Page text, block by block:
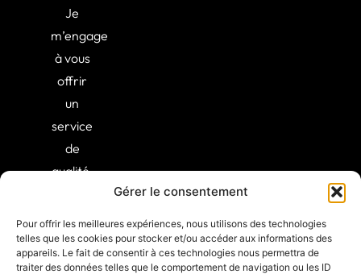
Gérer le consentement
Pour offrir les meilleures expériences, nous utilisons des technologies
telles que les cookies pour stocker et/ou accéder aux informations des
appareils. Le fait de consentir à ces technologies nous permettra de
traiter des données telles que le comportement de navigation ou les ID
Je
m’engage
à vous
offrir
un
service
de
qualité,
expertise
et
professionnalisme.